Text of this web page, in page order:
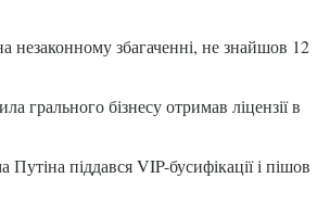
незаконному збагаченні, не знайшов 12
грального бізнесу отримав ліцензії в
піддався VIP-бусифікації і пішов